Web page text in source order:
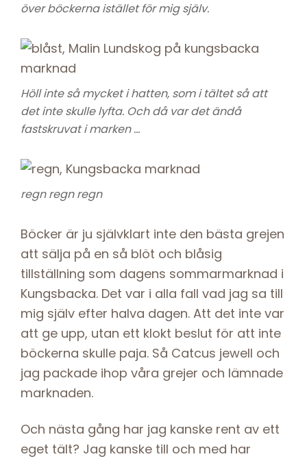
över böckerna istället för mig själv.
Höll inte så mycket i hatten, som i tältet så att
det inte skulle lyfta. Och då var det ändå
fastskruvat i marken …
regn regn regn
Böcker är ju självklart inte den bästa grejen
att sälja på en så blöt och blåsig
tillställning som dagens sommarmarknad i
Kungsbacka. Det var i alla fall vad jag sa till
mig själv efter halva dagen. Att det inte var
att ge upp, utan ett klokt beslut för att inte
böckerna skulle paja. Så Catcus jewell och
jag packade ihop våra grejer och lämnade
marknaden.
Och nästa gång har jag kanske rent av ett
eget tält? Jag kanske till och med har